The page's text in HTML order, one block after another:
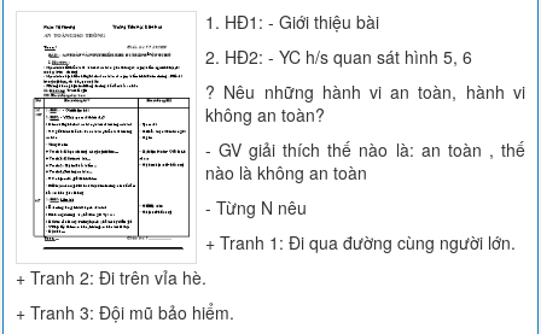
1. HĐ1: - Giới thiệu bài
2. HĐ2: - YC h/s quan sát hình 5, 6
? Nêu những hành vi an toàn, hành vi
không an toàn?
- GV giải thích thế nào là: an toàn , thế
nào là không an toàn
- Từng N nêu
+ Tranh 1: Đi qua đường cùng người lớn.
+ Tranh 2: Đi trên vỉa hè.
+ Tranh 3: Đội mũ bảo hiểm.